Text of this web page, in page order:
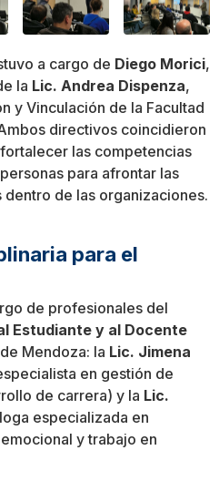
a cargo de Diego Morici,
la Lic. Andrea Dispenza,
y Vinculación de la Facultad
directivos coincidieron
las competencias
para afrontar las
de las organizaciones.
para el
de profesionales del
Estudiante y al Docente
Mendoza: la Lic. Jimena
en gestión de
de carrera) y la Lic.
especializada en
y trabajo en